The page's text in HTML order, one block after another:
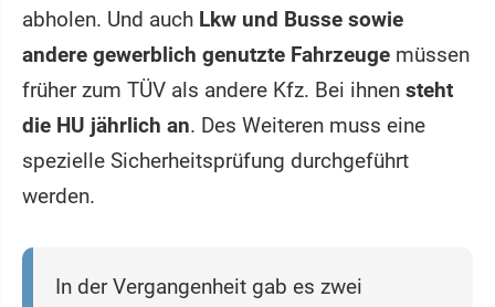
abholen. Und auch Lkw und Busse sowie
andere gewerblich genutzte Fahrzeuge müssen
früher zum TÜV als andere Kfz. Bei ihnen steht
die HU jährlich an. Des Weiteren muss eine
spezielle Sicherheitsprüfung durchgeführt
werden.
In der Vergangenheit gab es zwei